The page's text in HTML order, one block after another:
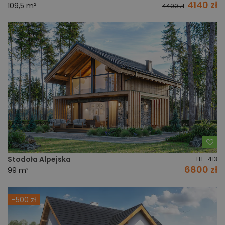
109,5 m² 4490 zł 4140 zł
Stodoła Alpejska TLF-413
99 m² 6800 zł
-500 zł